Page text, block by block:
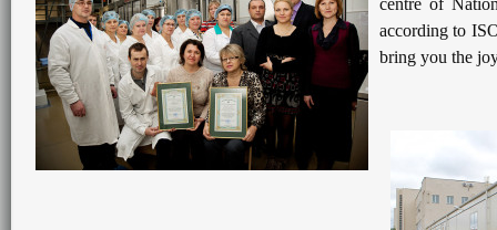
centre of
according to
bring you the